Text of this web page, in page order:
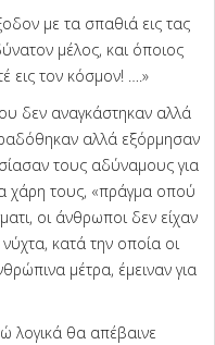
με τα σπαθιά εις τας
μέλος, και όποιος
εις τον κόσμον! ….»
δεν αναγκάστηκαν αλλά
αλλά εξόρμησαν
τους αδύναμους για
χάρη τους, «πράγμα οπού
οι άνθρωποι δεν είχαν
κατά την οποία οι
μέτρα, έμειναν για
λογικά θα απέβαινε